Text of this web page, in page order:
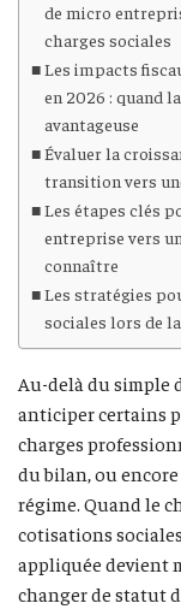
de micro
charges sociales
Les impacts
en 2026 : quand
avantageuse
Évaluer la
transition vers
Les étapes clés
entreprise vers
connaître
Les stratégies
sociales lors de
Au-delà du simple
anticiper certains
charges
du bilan, ou encore
régime. Quand le
cotisations
appliquée devient
changer de statut